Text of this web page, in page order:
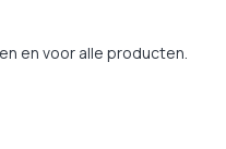
en voor alle producten.